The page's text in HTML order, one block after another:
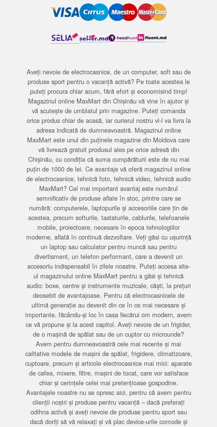
Aveți nevoie de electrocasnice, de un computer, soft sau de
produse sport pentru o vacanță activă? Pe toate acestea le
puteți procura chiar acum, fără efort și economisind timp!
Magazinul online MaxMart din Chișinău vă vine în ajutor și
vă scutește de umblatul prin magazine. Puteți comanda
orice produs chiar de acasă, iar curierul nostru vi-l va livra la
adresa indicată de dumneavoastră. Magazinul online
MaxMart este unul din puținele magazine din Moldova care
vă livrează gratuit produsul ales pe orice adresă din
Chișinău, cu condiția că suma cumpărăturii este de nu mai
puțin de 1000 de lei. Ce avantaje vă oferă magazinul online
de electrocasnice, tehnică foto, tehnică video, tehnică audio
MaxMart? Cel mai important avantaj este numărul
semnificativ de produse aflate în stoc, printre care se
numără: computerele, laptopurile și accesoriile care țin de
acestea, precum softurile, tastaturile, cablurile, telefoanele
mobile, proiectoare, necesare în epoca tehnologiilor
moderne, aflată în continuă dezvoltare. Veți găsi cu ușurință
un laptop sau calculator pentru muncă sau pentru
divertisment, un telefon performant, care a devenit un
accesoriu indispensabil în zilele noastre. Puteți accesa site-
ul magazinului online MaxMart pentru a găsi și tehnică
audio: boxe, centre și instrumente muzicale, căști, la prețuri
deosebit de avantajoase. Pentru că electrocasnicele de
ultimă generație au devenit din ce în ce mai necesare și
importante, făcându-și loc în casa fiecărui om modern, avem
ce vă propune și la acest capitol. Aveți nevoie de un frigider,
de o mașină de spălat sau de un cuptor cu microunde?
Avem pentru dumneavoastră cele mai recente și mai
calitative modele de mașini de spălat, frigidere, climatizoare,
cuptoare, precum și articole electrocasnice mai mici: aparate
de cafea, mixere, filtre, mașini de tocat, care vor satisface
chiar și cerințele celei mai pretențioase gospodine.
Avantajele noastre nu se opresc aici, pentru că avem pentru
clienții noștri și produse pentru vacanță – dacă preferați
odihna activă și aveți nevoie de produse pentru sport sau
dacă doriți să vă relaxați și vă plac device-urile comode și